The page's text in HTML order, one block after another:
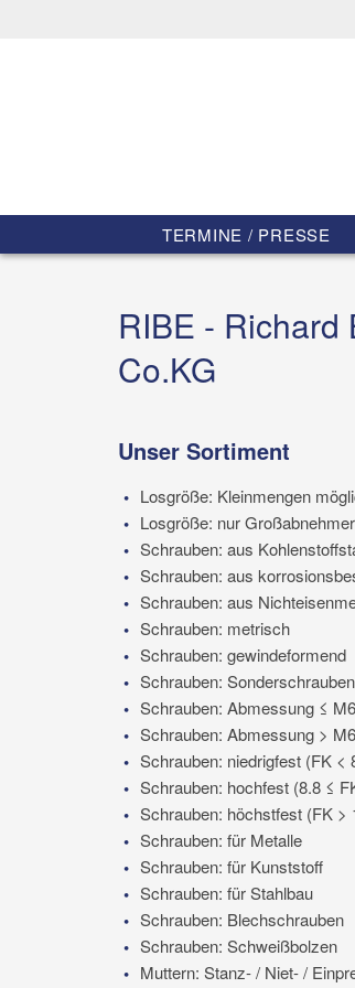
TERMINE / PRESSE
RIBE - Richard
Co.KG
Unser Sortiment
Losgröße: Kleinmengen
Losgröße: nur Großabnehmer
Schrauben: aus
Schrauben: aus
Schrauben: aus
Schrauben: metrisch
Schrauben: gewindeformend
Schrauben:
Schrauben: Abmessung ≤ M6
Schrauben: Abmessung >
Schrauben: niedrigfest (FK <
Schrauben: hochfest (8.8 ≤
Schrauben: höchstfest (FK >
Schrauben: für Metalle
Schrauben: für Kunststoff
Schrauben: für Stahlbau
Schrauben: Blechschrauben
Schrauben: Schweißbolzen
Muttern: Stanz- / Niet- /